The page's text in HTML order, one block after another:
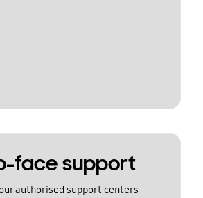
face support
authorised support centers